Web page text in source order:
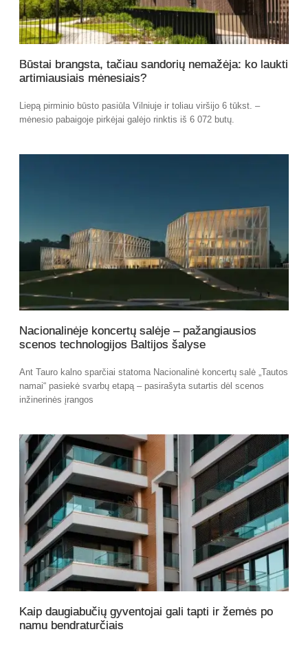
Būstai brangsta, tačiau sandorių nemažėja: ko laukti
artimiausiais mėnesiais?
Liepą pirminio būsto pasiūla Vilniuje ir toliau viršijo 6 tūkst. –
mėnesio pabaigoje pirkėjai galėjo rinktis iš 6 072 butų.
Nacionalinėje koncertų salėje – pažangiausios
scenos technologijos Baltijos šalyse
Ant Tauro kalno sparčiai statoma Nacionalinė koncertų salė „Tautos
namai“ pasiekė svarbų etapą – pasirašyta sutartis dėl scenos
inžinerinės įrangos
Kaip daugiabučių gyventojai gali tapti ir žemės po
namu bendraturčiais